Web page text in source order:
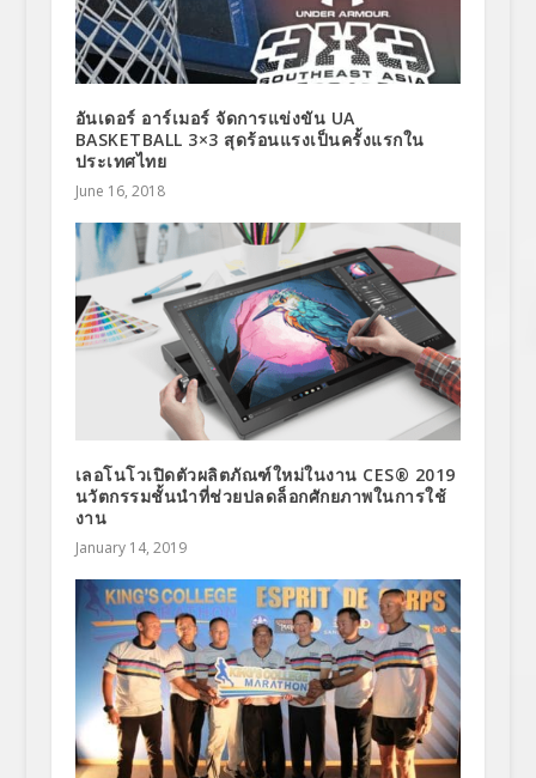
อันเดอร์ อาร์เมอร์ จัดการแข่งขัน UA
BASKETBALL 3×3 สุดร้อนแรงเป็นครั้งแรกใน
ประเทศไทย
June 16, 2018
เลอโนโวเปิดตัวผลิตภัณฑ์ใหม่ในงาน CES® 2019
นวัตกรรมชั้นนำที่ช่วยปลดล็อกศักยภาพในการใช้
งาน
January 14, 2019